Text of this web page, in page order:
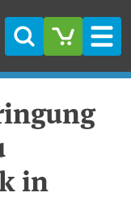
Suche
in